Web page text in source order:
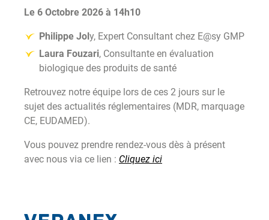
Le 6 Octobre 2026 à 14h10
Philippe Joly, Expert Consultant chez E@sy GMP
Laura Fouzari, Consultante en évaluation
biologique des produits de santé
Retrouvez notre équipe lors de ces 2 jours sur le
sujet des actualités réglementaires (MDR, marquage
CE, EUDAMED).
Vous pouvez prendre rendez-vous dès à présent
avec nous via ce lien : Cliquez ici